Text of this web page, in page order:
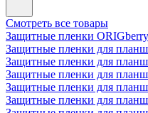
Смотреть все товары
Защитные пленки
Защитные пленки для
Защитные пленки для
Защитные пленки для
Защитные пленки для
Защитные пленки для